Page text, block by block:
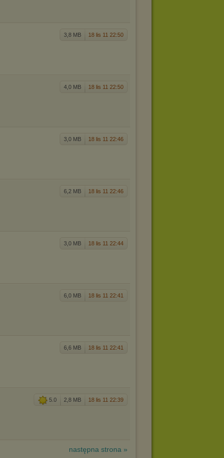
3,8 MB 18 lis 11 22:50
4,0 MB 18 lis 11 22:50
3,0 MB 18 lis 11 22:46
6,2 MB 18 lis 11 22:46
3,0 MB 18 lis 11 22:44
6,0 MB 18 lis 11 22:41
6,6 MB 18 lis 11 22:41
5.0 2,8 MB 18 lis 11 22:39
następna strona »